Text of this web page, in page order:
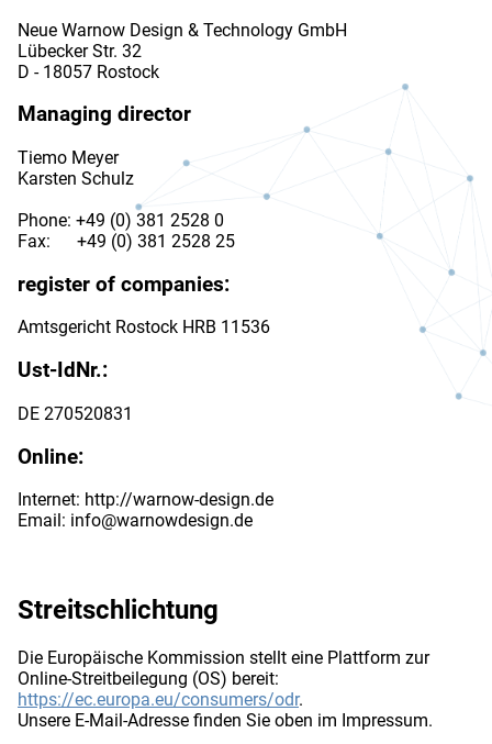
Neue Warnow Design & Technology GmbH
Lübecker Str. 32
D - 18057 Rostock
Managing director
Tiemo Meyer
Karsten Schulz
Phone: +49 (0) 381 2528 0
Fax: +49 (0) 381 2528 25
register of companies:
Amtsgericht Rostock HRB 11536
Ust-IdNr.:
DE 270520831
Online:
Internet: http://warnow-design.de
Email: info@warnowdesign.de
Streitschlichtung
Die Europäische Kommission stellt eine Plattform zur
Online-Streitbeilegung (OS) bereit:
https://ec.europa.eu/consumers/odr.
Unsere E-Mail-Adresse finden Sie oben im Impressum.